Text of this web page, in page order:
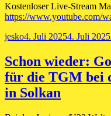
Kostenloser Live-Stream
https://www.youtube.com/
Autor
jeskoVeröffentlicht
4. Juli 20254. Juli 2025
Schon wieder:
für die TGM bei
in Solkan